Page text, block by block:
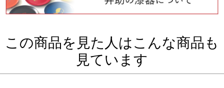
この商品を見た人はこんな商品も
見ています